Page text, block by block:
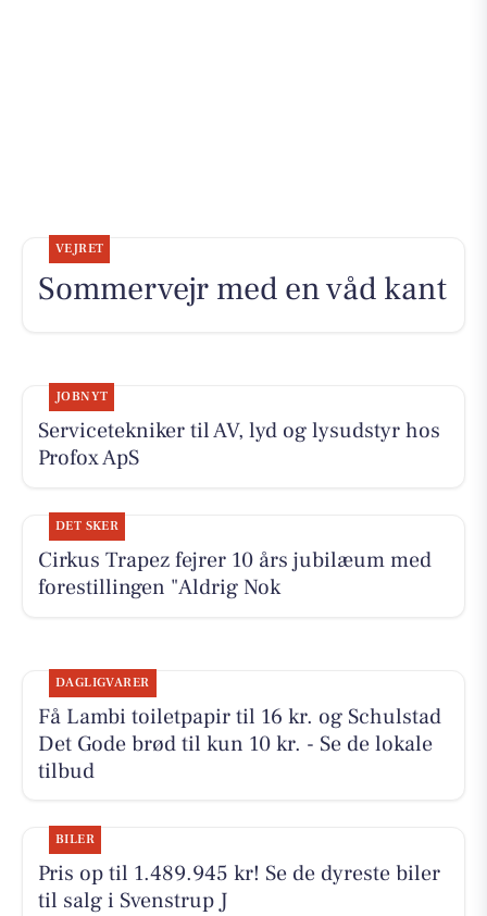
VEJRET
Sommervejr med en våd kant
JOBNYT
Servicetekniker til AV, lyd og lysudstyr hos
Profox ApS
DET SKER
Cirkus Trapez fejrer 10 års jubilæum med
forestillingen "Aldrig Nok
DAGLIGVARER
Få Lambi toiletpapir til 16 kr. og Schulstad
Det Gode brød til kun 10 kr. - Se de lokale
tilbud
BILER
Pris op til 1.489.945 kr! Se de dyreste biler
til salg i Svenstrup J